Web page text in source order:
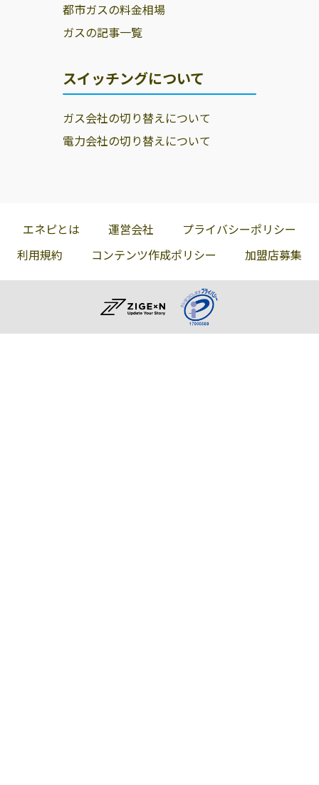
都市ガスの料金相場
ガスの記事一覧
スイッチングについて
ガス会社の切り替えについて
電力会社の切り替えについて
エネピとは 運営会社
プライバシーポリシー
利用規約
コンテンツ作成ポリシー 加盟店募集